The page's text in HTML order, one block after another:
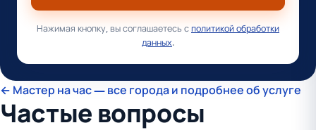
Нажимая кнопку, вы соглашаетесь сполитикой обработки
данных.
← Мастер на час — все города и подробнее об услуге
Частые вопросы